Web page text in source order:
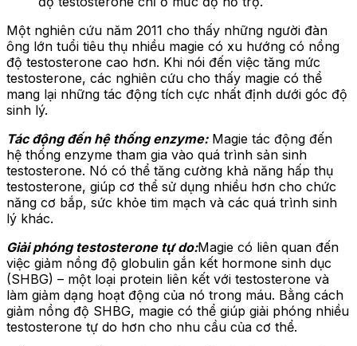
Một nghiên cứu năm 2011 cho thấy những người đàn
ông lớn tuổi tiêu thụ nhiều magie có xu hướng có nồng
độ testosterone cao hơn. Khi nói đến việc tăng mức
testosterone, các nghiên cứu cho thấy magie có thể
mang lại những tác động tích cực nhất định dưới góc độ
sinh lý.
Tác động đến hệ thống enzyme:Magie tác động đến
hệ thống enzyme tham gia vào quá trình sản sinh
testosterone. Nó có thể tăng cường khả năng hấp thụ
testosterone, giúp cơ thể sử dụng nhiều hơn cho chức
năng cơ bắp, sức khỏe tim mạch và các quá trình sinh
lý khác.
Giải phóng testosterone tự do:Magie có liên quan đến
việc giảm nồng độ globulin gắn kết hormone sinh dục
(SHBG) – một loại protein liên kết với testosterone và
làm giảm dạng hoạt động của nó trong máu. Bằng cách
giảm nồng độ SHBG, magie có thể giúp giải phóng nhiều
testosterone tự do hơn cho nhu cầu của cơ thể.